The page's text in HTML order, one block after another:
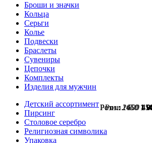
Розн.:2650 1
Розн.:1450 1
Розн.:600
Броши и значки
Кольца
Серьги
Колье
Подвески
Браслеты
Сувениры
Цепочки
Комплекты
Изделия для мужчин
Детский ассортимент
Пирсинг
Столовое серебро
Религиозная символика
Упаковка